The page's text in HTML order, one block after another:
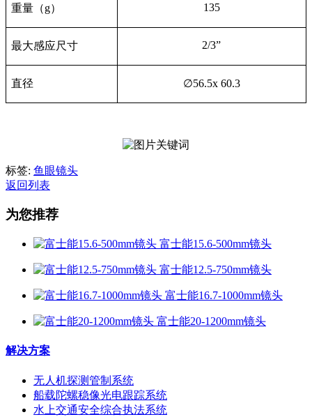
重量（g） 135
最大感应尺寸 2/3”
直径 ∅56.5x 60.3
标签: 鱼眼镜头
返回列表
为您推荐
富士能15.6-500mm镜头
富士能12.5-750mm镜头
富士能16.7-1000mm镜头
富士能20-1200mm镜头
解决方案
无人机探测管制系统
船载陀螺稳像光电跟踪系统
水上交通安全综合执法系统